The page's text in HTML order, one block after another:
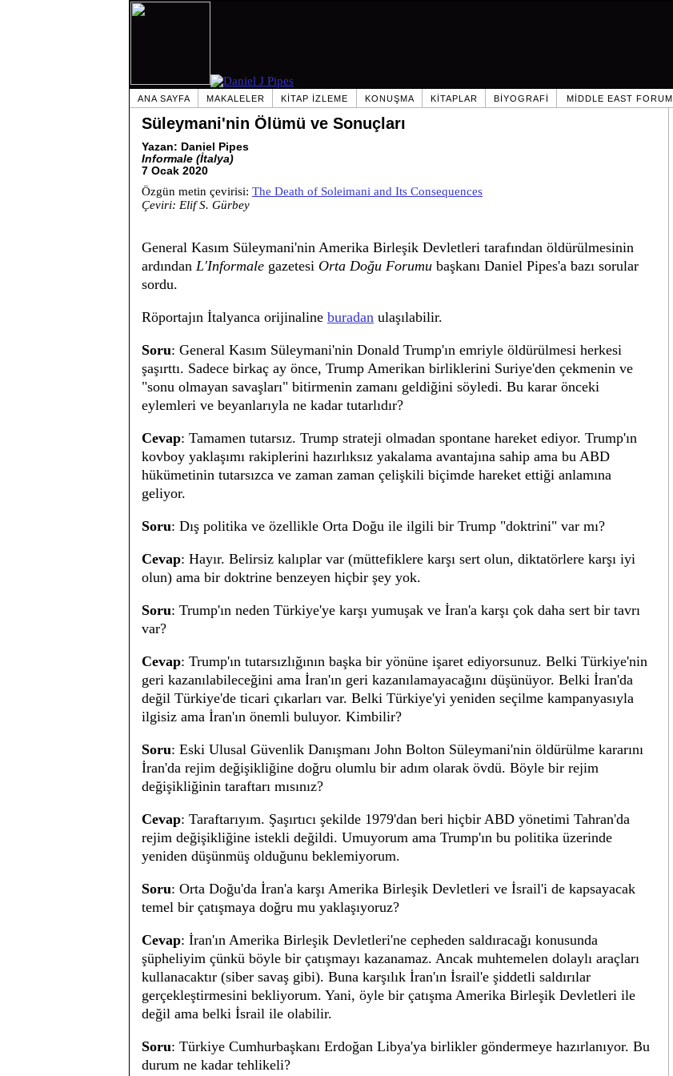
ANA SAYFA MAKALELER KITAP IZLEME KONUŞMA KITAPLAR BIYOGRAFI MIDDLE EAST FORUM
Süleymani'nin Ölümü ve Sonuçları
Yazan: Daniel Pipes
Informale (İtalya)
7 Ocak 2020
Özgün metin çevirisi: The Death of Soleimani and Its Consequences
Çeviri: Elif S. Gürbey
General Kasım Süleymani'nin Amerika Birleşik Devletleri tarafından öldürülmesinin
ardından L'Informale gazetesi Orta Doğu Forumu başkanı Daniel Pipes'a bazı sorular
sordu.
Röportajın İtalyanca orijinaline buradan ulaşılabilir.
Soru: General Kasım Süleymani'nin Donald Trump'ın emriyle öldürülmesi herkesi
şaşırttı. Sadece birkaç ay önce, Trump Amerikan birliklerini Suriye'den çekmenin ve
"sonu olmayan savaşları" bitirmenin zamanı geldiğini söyledi. Bu karar önceki
eylemleri ve beyanlarıyla ne kadar tutarlıdır?
Cevap: Tamamen tutarsız. Trump strateji olmadan spontane hareket ediyor. Trump'ın
kovboy yaklaşımı rakiplerini hazırlıksız yakalama avantajına sahip ama bu ABD
hükümetinin tutarsızca ve zaman zaman çelişkili biçimde hareket ettiği anlamına
geliyor.
Soru: Dış politika ve özellikle Orta Doğu ile ilgili bir Trump "doktrini" var mı?
Cevap: Hayır. Belirsiz kalıplar var (müttefiklere karşı sert olun, diktatörlere karşı iyi
olun) ama bir doktrine benzeyen hiçbir şey yok.
Soru: Trump'ın neden Türkiye'ye karşı yumuşak ve İran'a karşı çok daha sert bir tavrı
var?
Cevap: Trump'ın tutarsızlığının başka bir yönüne işaret ediyorsunuz. Belki Türkiye'nin
geri kazanılabileceğini ama İran'ın geri kazanılamayacağını düşünüyor. Belki İran'da
değil Türkiye'de ticari çıkarları var. Belki Türkiye'yi yeniden seçilme kampanyasıyla
ilgisiz ama İran'ın önemli buluyor. Kimbilir?
Soru: Eski Ulusal Güvenlik Danışmanı John Bolton Süleymani'nin öldürülme kararını
İran'da rejim değişikliğine doğru olumlu bir adım olarak övdü. Böyle bir rejim
değişikliğinin taraftarı mısınız?
Cevap: Taraftarıyım. Şaşırtıcı şekilde 1979'dan beri hiçbir ABD yönetimi Tahran'da
rejim değişikliğine istekli değildi. Umuyorum ama Trump'ın bu politika üzerinde
yeniden düşünmüş olduğunu beklemiyorum.
Soru: Orta Doğu'da İran'a karşı Amerika Birleşik Devletleri ve İsrail'i de kapsayacak
temel bir çatışmaya doğru mu yaklaşıyoruz?
Cevap: İran'ın Amerika Birleşik Devletleri'ne cepheden saldıracağı konusunda
şüpheliyim çünkü böyle bir çatışmayı kazanamaz. Ancak muhtemelen dolaylı araçları
kullanacaktır (siber savaş gibi). Buna karşılık İran'ın İsrail'e şiddetli saldırılar
gerçekleştirmesini bekliyorum. Yani, öyle bir çatışma Amerika Birleşik Devletleri ile
değil ama belki İsrail ile olabilir.
Soru: Türkiye Cumhurbaşkanı Erdoğan Libya'ya birlikler göndermeye hazırlanıyor. Bu
durum ne kadar tehlikeli?